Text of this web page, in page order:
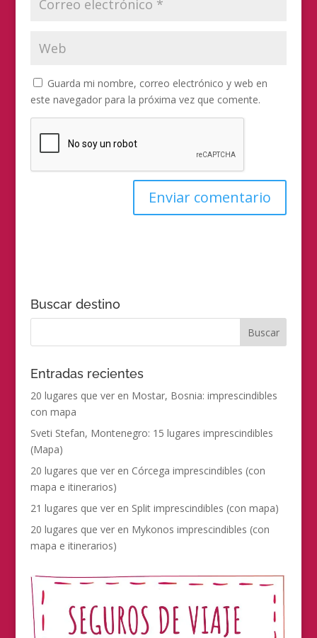
Guarda mi nombre, correo electrónico y web en
este navegador para la próxima vez que comente.
Buscar destino
Entradas recientes
20 lugares que ver en Mostar, Bosnia: imprescindibles
con mapa
Sveti Stefan, Montenegro: 15 lugares imprescindibles
(Mapa)
20 lugares que ver en Córcega imprescindibles (con
mapa e itinerarios)
21 lugares que ver en Split imprescindibles (con mapa)
20 lugares que ver en Mykonos imprescindibles (con
mapa e itinerarios)